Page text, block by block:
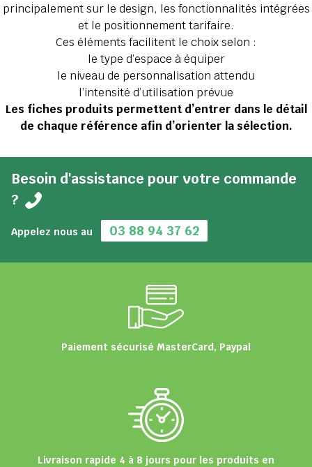
principalement sur le design, les fonctionnalités intégrées
et le positionnement tarifaire.
Ces éléments facilitent le choix selon :
le type d’espace à équiper
le niveau de personnalisation attendu
l’intensité d’utilisation prévue
Les fiches produits permettent d’entrer dans le détail
de chaque référence afin d’orienter la sélection.
Besoin d'assistance pour votre commande
?
Appelez nous au 03 88 94 37 62
Paiement sécurisé MasterCard, Paypal
Livraison rapide 4 à 8 jours pour les produits en